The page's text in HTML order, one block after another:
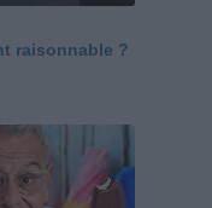
raisonnable ?